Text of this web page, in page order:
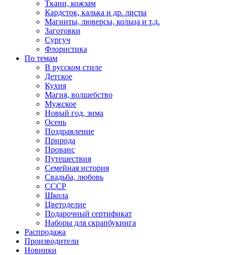
Ткани, кожзам
Кардсток, калька и др. листы
Магниты, люверсы, кольца и т.д.
Заготовки
Сургуч
Флористика
По темам
В русском стиле
Детское
Кухня
Магия, волшебство
Мужское
Новый год, зима
Осень
Поздравление
Природа
Прованс
Путешествия
Семейная история
Свадьба, любовь
СССР
Школа
Цветоделие
Подарочный сертификат
Наборы для скрапбукинга
Распродажа
Производители
Новинки